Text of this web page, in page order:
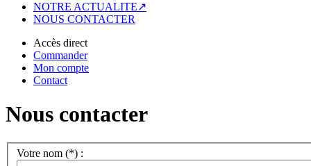
NOTRE ACTUALITE↗
NOUS CONTACTER
Accès direct
Commander
Mon compte
Contact
Nous contacter
Votre nom (*) :